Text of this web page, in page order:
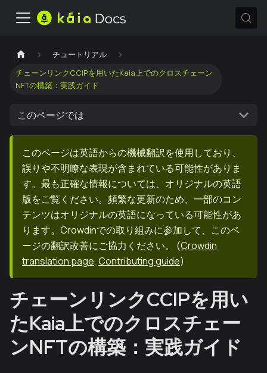
チュートリアル
チェーンリンクCCIPを用いたKaia上でのクロスチェーン
NFTの構築：実践ガイド
このページでは
このページは英語からの機械翻訳を使用しており、
誤りや不明瞭な表現が含まれている可能性がありま
す。最も正確な情報については、オリジナルの英語
版をご覧ください。頻繁な更新のため、一部のコン
テンツはオリジナルの英語になっている可能性があ
ります。Crowdinでの取り組みに参加して、このペ
ージの翻訳改善にご協力ください。
(Crowdin
translation page, Contributing guide)
チェーンリンクCCIPを用い
たKaia上でのクロスチェー
ンNFTの構築：実践ガイド